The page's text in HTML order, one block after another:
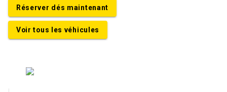
Réserver dés maintenant
Voir tous les véhicules